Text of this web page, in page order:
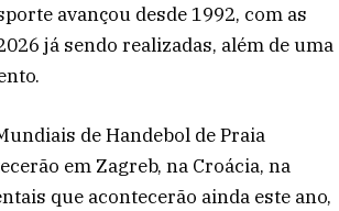
avançou desde 1992, com as
já sendo realizadas, além de uma
de Handebol de Praia
em Zagreb, na Croácia, na
que acontecerão ainda este ano,